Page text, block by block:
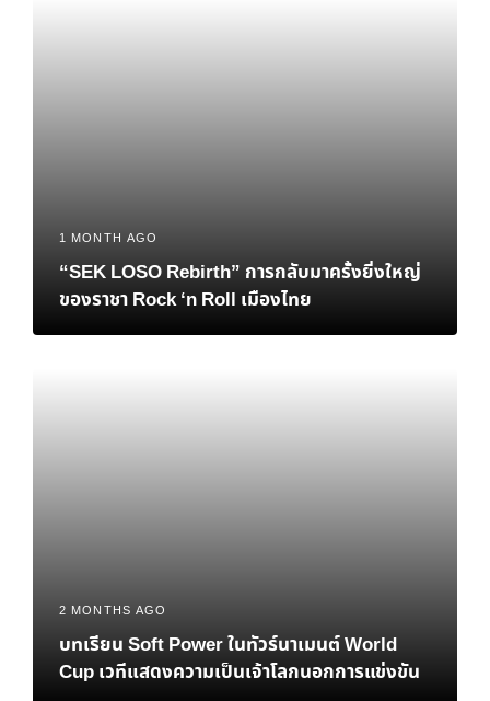
1 MONTH AGO
“SEK LOSO Rebirth” การกลับมาครั้งยิ่งใหญ่
ของราชา Rock ‘n Roll เมืองไทย
2 MONTHS AGO
บทเรียน Soft Power ในทัวร์นาเมนต์ World
Cup เวทีแสดงความเป็นเจ้าโลกนอกการแข่งขัน